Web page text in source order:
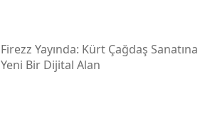
Firezz Yayında: Kürt Çağdaş Sanatına
Yeni Bir Dijital Alan